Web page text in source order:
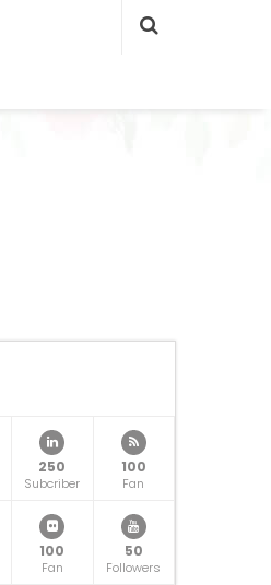
250
Subcriber
100
Fan
100
Fan
50
Followers